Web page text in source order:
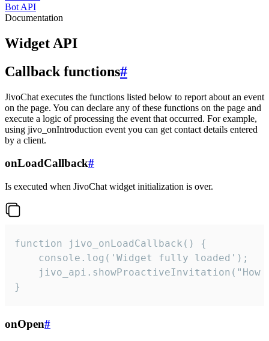
Bot API
Documentation
Widget API
Callback functions#
JivoChat executes the functions listed below to report about an event
on the page. You can declare any of these functions on the page and
execute a logic of processing the event that occurred. For example,
using jivo_onIntroduction event you can get contact details entered
by a client.
onLoadCallback#
Is executed when JivoChat widget initialization is over.
function jivo_onLoadCallback() {
    console.log('Widget fully loaded');
jivo_api.showProactiveInvitation("How
}
onOpen#